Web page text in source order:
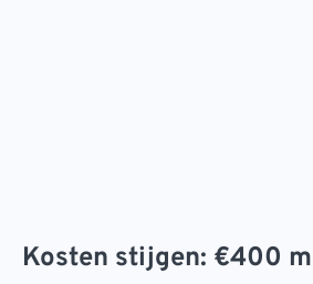
Kosten stijgen: €400